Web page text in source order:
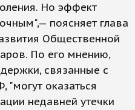
Но эффект
поясняет глава
Общественной
По его мнению,
связанные с
оказаться
недавней утечки